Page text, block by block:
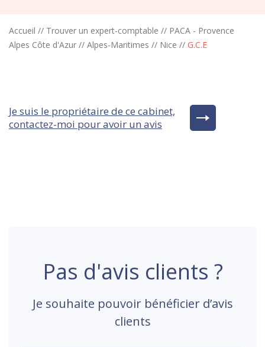
Accueil // Trouver un expert-comptable // PACA - Provence
Alpes Côte d'Azur // Alpes-Maritimes // Nice // G.C.E
Je suis le propriétaire de ce cabinet,
contactez-moi pour avoir un avis
Pas d'avis clients ?
Je souhaite pouvoir bénéficier d’avis
clients